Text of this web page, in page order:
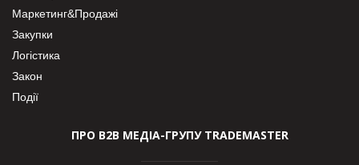
Маркетинг&Продажі
Закупки
Логістика
Закон
Події
ПРО В2В МЕДІА-ГРУПУ TRADEMASTER